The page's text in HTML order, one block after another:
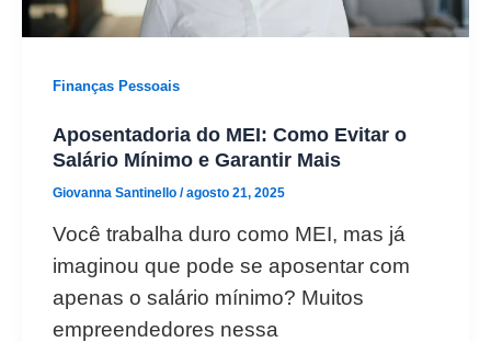
Finanças Pessoais
Aposentadoria do MEI: Como Evitar o
Salário Mínimo e Garantir Mais
Giovanna Santinello /agosto 21, 2025
Você trabalha duro como MEI, mas já
imaginou que pode se aposentar com
apenas o salário mínimo? Muitos
empreendedores nessa